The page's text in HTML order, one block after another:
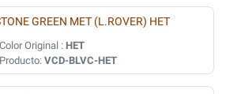
GREEN MET (L.ROVER) HET
Original : HET
VCD-BLVC-HET